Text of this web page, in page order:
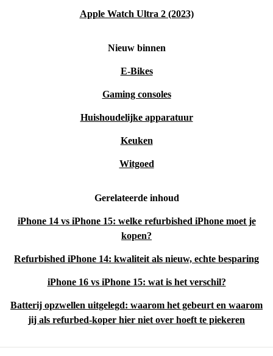
Apple Watch Ultra 2 (2023)
Nieuw binnen
E-Bikes
Gaming consoles
Huishoudelijke apparatuur
Keuken
Witgoed
Gerelateerde inhoud
iPhone 14 vs iPhone 15: welke refurbished iPhone moet je
kopen?
Refurbished iPhone 14: kwaliteit als nieuw, echte besparing
iPhone 16 vs iPhone 15: wat is het verschil?
Batterij opzwellen uitgelegd: waarom het gebeurt en waarom
jij als refurbed-koper hier niet over hoeft te piekeren